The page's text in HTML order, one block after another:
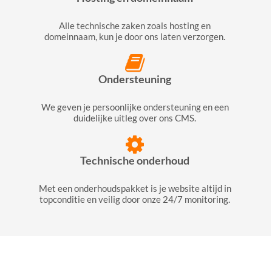
Alle technische zaken zoals hosting en
domeinnaam, kun je door ons laten verzorgen.
Ondersteuning
We geven je persoonlijke ondersteuning en een
duidelijke uitleg over ons CMS.
Technische onderhoud
Met een onderhoudspakket is je website altijd in
topconditie en veilig door onze 24/7 monitoring.